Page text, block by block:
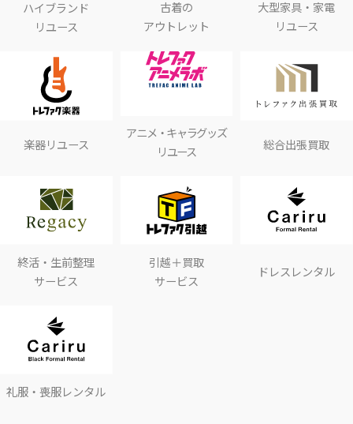
ハイブランド
リユース
古着の
アウトレット
大型家具・家電
リユース
楽器リユース
アニメ・キャラグッズ
リユース
総合出張買取
終活・生前整理
サービス
引越＋買取
サービス
ドレスレンタル
礼服・喪服レンタル